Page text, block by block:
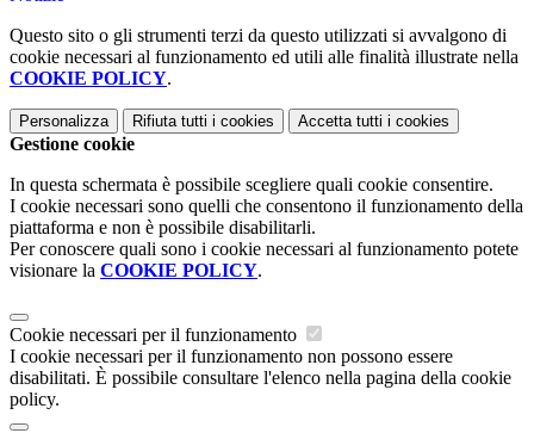
Questo sito o gli strumenti terzi da questo utilizzati si avvalgono di
cookie necessari al funzionamento ed utili alle finalità illustrate nella
COOKIE POLICY.
Personalizza Rifiuta tutti i cookies Accetta tutti i cookies
Gestione cookie
In questa schermata è possibile scegliere quali cookie consentire.
I cookie necessari sono quelli che consentono il funzionamento della
piattaforma e non è possibile disabilitarli.
Per conoscere quali sono i cookie necessari al funzionamento potete
visionare la COOKIE POLICY.
Cookie necessari per il funzionamento
I cookie necessari per il funzionamento non possono essere
disabilitati. È possibile consultare l'elenco nella pagina della cookie
policy.